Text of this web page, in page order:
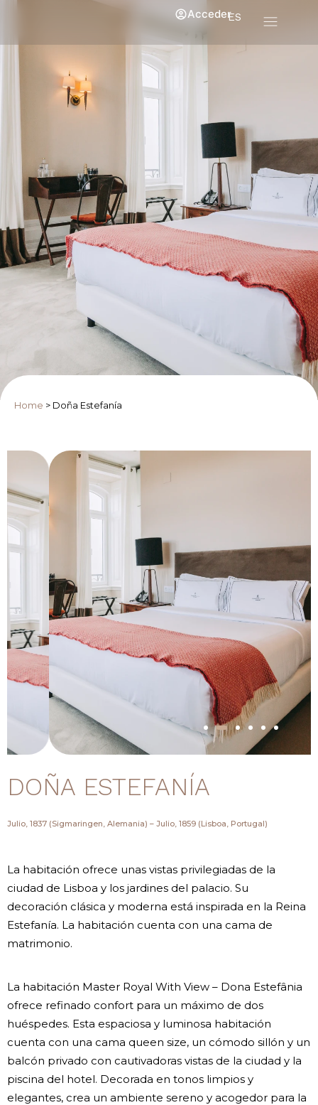
ES
Acceder
Home > Doña Estefanía
DOÑA ESTEFANÍA
Julio, 1837 (Sigmaringen, Alemania) – Julio, 1859 (Lisboa, Portugal)
La habitación ofrece unas vistas privilegiadas de la
ciudad de Lisboa y los jardines del palacio. Su
decoración clásica y moderna está inspirada en la Reina
Estefanía. La habitación cuenta con una cama de
matrimonio.
La habitación Master Royal With View – Dona Estefânia
ofrece refinado confort para un máximo de dos
huéspedes. Esta espaciosa y luminosa habitación
cuenta con una cama queen size, un cómodo sillón y un
balcón privado con cautivadoras vistas de la ciudad y la
piscina del hotel. Decorada en tonos limpios y
elegantes, crea un ambiente sereno y acogedor para la